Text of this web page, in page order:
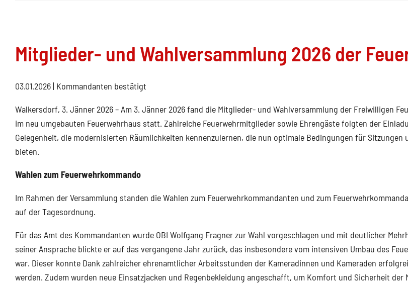
Mitglieder- und Wahlversammlung 2026 der
03.01.2026| Kommandanten bestätigt
Walkersdorf, 3. Jänner 2026 – Am 3. Jänner 2026 fand die Mitglieder- und Wahlversammlung der Freiwilligen
im neu umgebauten Feuerwehrhaus statt. Zahlreiche Feuerwehrmitglieder sowie Ehrengäste folgten der
Gelegenheit, die modernisierten Räumlichkeiten kennenzulernen, die nun optimale Bedingungen für Sitzungen
bieten.
Wahlen zum Feuerwehrkommando
Im Rahmen der Versammlung standen die Wahlen zum Feuerwehrkommandanten und zum
auf der Tagesordnung.
Für das Amt des Kommandanten wurde OBI Wolfgang Fragner zur Wahl vorgeschlagen und mit deutlicher
seiner Ansprache blickte er auf das vergangene Jahr zurück, das insbesondere vom intensiven Umbau des
war. Dieser konnte Dank zahlreicher ehrenamtlicher Arbeitsstunden der Kameradinnen und Kameraden
werden. Zudem wurden neue Einsatzjacken und Regenbekleidung angeschafft, um Komfort und Sicherheit der